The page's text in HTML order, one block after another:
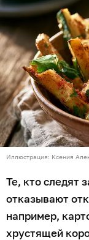
Иллюстрация: Ксения
Те, кто следят
отказывают
например,
хрустящей